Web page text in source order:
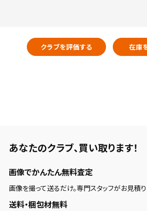
クラブを評価する 在庫
あなたのクラブ、 買い取ります！
画像でかんたん無料査定
画像を撮って送るだけ。専門スタッフがお見積り
送料・梱包材無料